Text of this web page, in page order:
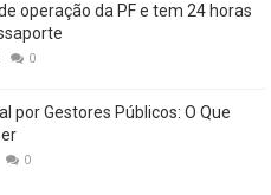
operação da PF e tem 24 horas
0
por Gestores Públicos: O Que
0